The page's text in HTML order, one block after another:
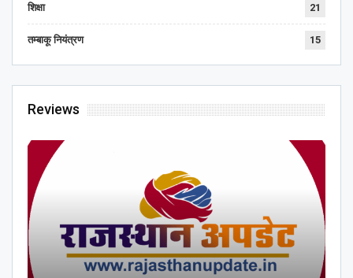
शिक्षा 21
तम्बाकू नियंत्रण 15
Reviews